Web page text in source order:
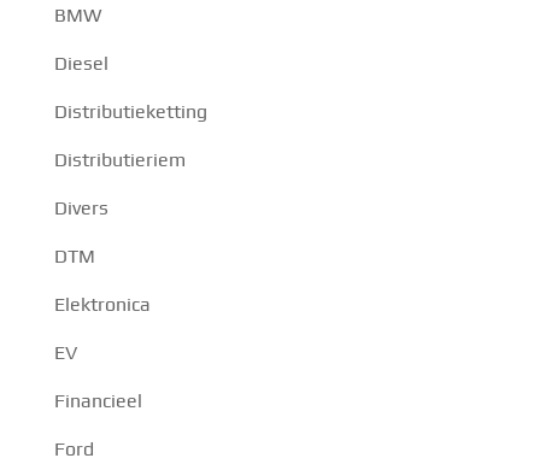
BMW
Diesel
Distributieketting
Distributieriem
Divers
DTM
Elektronica
EV
Financieel
Ford